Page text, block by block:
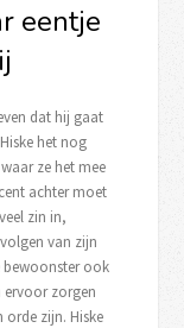
eentje
dat hij gaat
het nog
ze het mee
achter moet
zin in,
van zijn
bewoonster ook
ervoor zorgen
orde zijn. Hiske